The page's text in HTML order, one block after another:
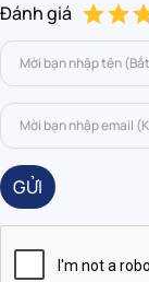
Đánh giá
GỬI